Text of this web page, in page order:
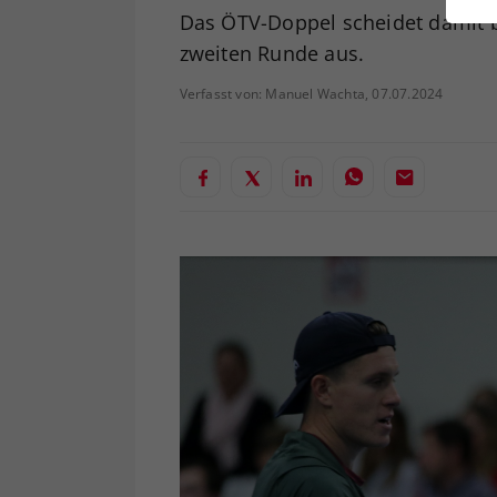
Das ÖTV-Doppel scheidet
zweiten Runde aus.
Verfasst von: Manuel Wachta, 07.07.2024